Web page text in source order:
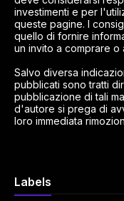
investimenti e per
queste pagine. I
quello di fornire
un invito a comprare o
Salvo diversa
pubblicati sono tratti
pubblicazione di tali
d'autore si prega di
loro immediata
Labels